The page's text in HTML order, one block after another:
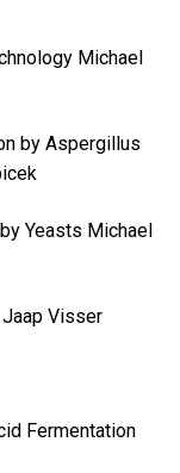
Michael
by Aspergillus
Yeasts Michael
Jaap Visser
Fermentation